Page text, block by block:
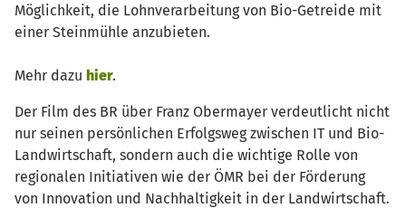
Möglichkeit, die Lohnverarbeitung von Bio-Getreide mit
einer Steinmühle anzubieten.
Mehr dazu hier.
Der Film des BR über Franz Obermayer verdeutlicht nicht
nur seinen persönlichen Erfolgsweg zwischen IT und Bio-
Landwirtschaft, sondern auch die wichtige Rolle von
regionalen Initiativen wie der ÖMR bei der Förderung
von Innovation und Nachhaltigkeit in der Landwirtschaft.